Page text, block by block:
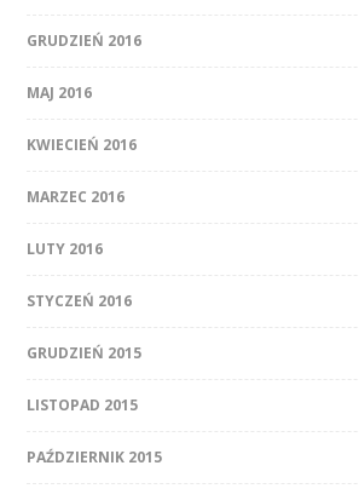
GRUDZIEŃ 2016
MAJ 2016
KWIECIEŃ 2016
MARZEC 2016
LUTY 2016
STYCZEŃ 2016
GRUDZIEŃ 2015
LISTOPAD 2015
PAŹDZIERNIK 2015